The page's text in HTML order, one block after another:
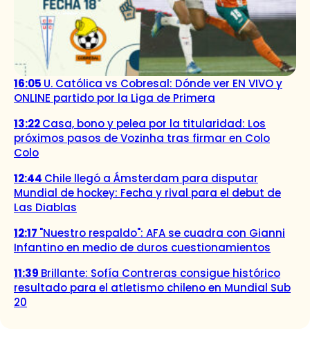
16:05 U. Católica vs Cobresal: Dónde ver EN VIVO y
ONLINE partido por la Liga de Primera
13:22Casa, bono y pelea por la titularidad: Los
próximos pasos de Vozinha tras firmar en Colo
Colo
12:44 Chile llegó a Ámsterdam para disputar
Mundial de hockey: Fecha y rival para el debut de
Las Diablas
12:17 "Nuestro respaldo": AFA se cuadra con Gianni
Infantino en medio de duros cuestionamientos
11:39 Brillante: Sofía Contreras consigue histórico
resultado para el atletismo chileno en Mundial Sub
20